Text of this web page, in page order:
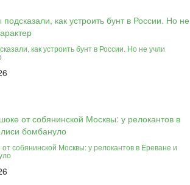
как устроить бунт в России. Но не учли
собянинской Москвы: у релокантов в Ереване и